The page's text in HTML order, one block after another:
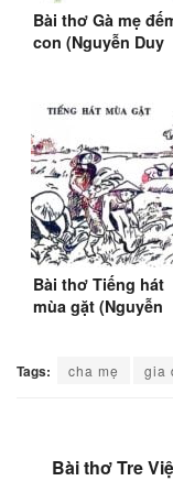
Bài thơ Gà mẹ
con (Nguyễn Duy
Bài thơ Tiếng hát
mùa gặt (Nguyễn
Tags: cha mẹ gia
Bài thơ Tre